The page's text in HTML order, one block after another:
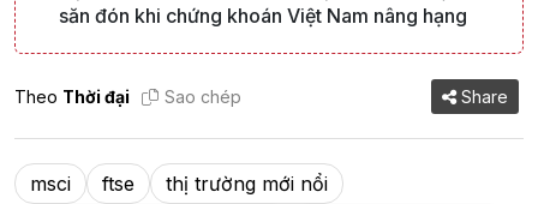
săn đón khi chứng khoán Việt Nam nâng hạng
Theo Thời đại Sao chép Share
msci ftse
thị trường mới nổi